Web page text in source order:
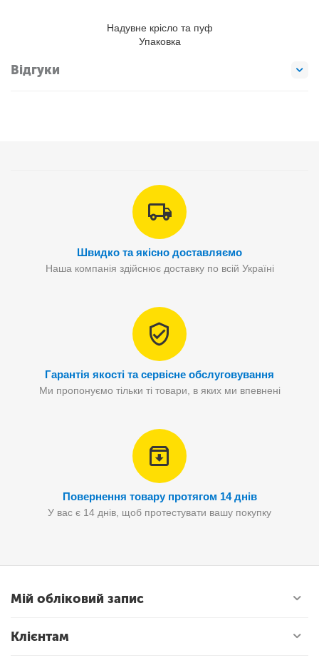
Надувне крісло та пуф
Упаковка
Відгуки
Швидко та якісно доставляємо
Наша компанія здійснює доставку по всій Україні
Гарантія якості та сервісне обслуговування
Ми пропонуємо тільки ті товари, в яких ми впевнені
Повернення товару протягом 14 днів
У вас є 14 днів, щоб протестувати вашу покупку
Мій обліковий запис
Клієнтам